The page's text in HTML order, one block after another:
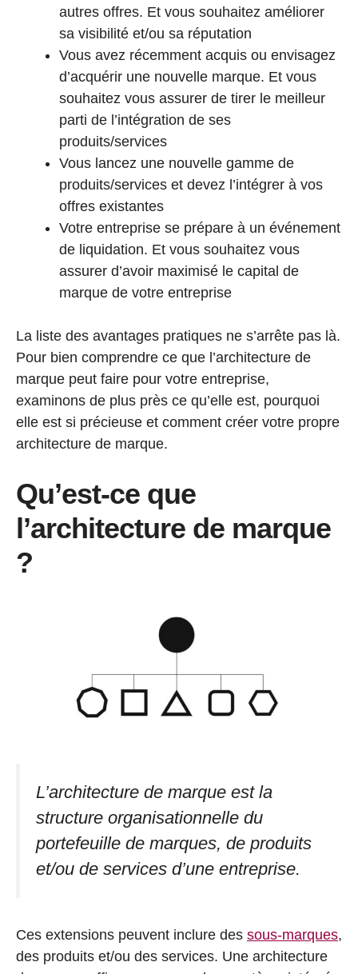
autres offres. Et vous souhaitez améliorer
sa visibilité et/ou sa réputation
Vous avez récemment acquis ou envisagez
d’acquérir une nouvelle marque. Et vous
souhaitez vous assurer de tirer le meilleur
parti de l’intégration de ses
produits/services
Vous lancez une nouvelle gamme de
produits/services et devez l’intégrer à vos
offres existantes
Votre entreprise se prépare à un événement
de liquidation. Et vous souhaitez vous
assurer d’avoir maximisé le capital de
marque de votre entreprise
La liste des avantages pratiques ne s’arrête pas là.
Pour bien comprendre ce que l’architecture de
marque peut faire pour votre entreprise,
examinons de plus près ce qu’elle est, pourquoi
elle est si précieuse et comment créer votre propre
architecture de marque.
Qu’est-ce que
l’architecture de marque
?
L’architecture de marque est la
structure organisationnelle du
portefeuille de marques, de produits
et/ou de services d’une entreprise.
Ces extensions peuvent inclure des sous-marques,
des produits et/ou des services. Une architecture